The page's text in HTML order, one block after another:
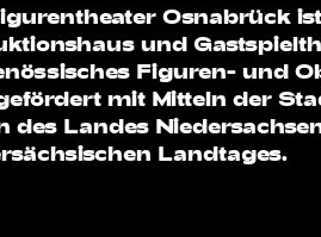
Osnabrück
und
Figuren- und
mit Mitteln der
des Landes
Landtages.